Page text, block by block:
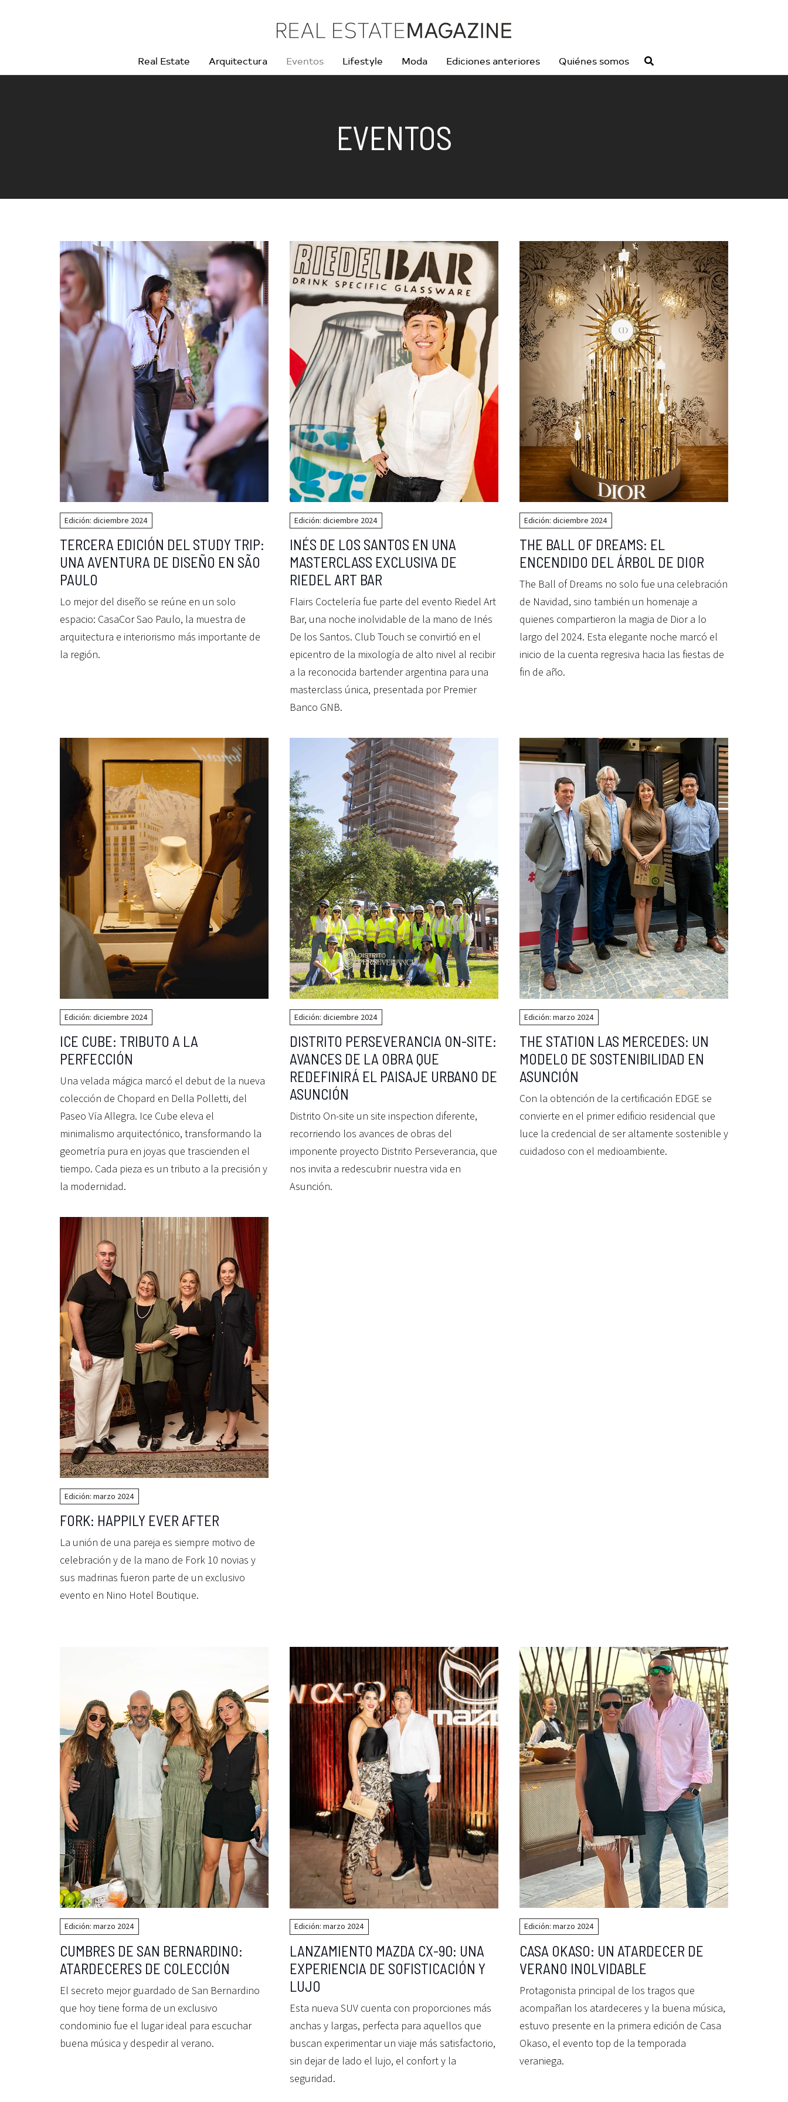
Real Estate Arquitectura Eventos Lifestyle Moda Ediciones anteriores Quiénes somos
EVENTOS
Edición: diciembre 2024
TERCERA EDICIÓN DEL STUDY TRIP:
UNA AVENTURA DE DISEÑO EN SÃO
PAULO
Lo mejor del diseño se reúne en un solo
espacio: CasaCor Sao Paulo, la muestra de
arquitectura e interiorismo más importante de
la región.
Edición: diciembre 2024
INÉS DE LOS SANTOS EN UNA
MASTERCLASS EXCLUSIVA DE
RIEDEL ART BAR
Flairs Coctelería fue parte del evento Riedel Art
Bar, una noche inolvidable de la mano de Inés
De los Santos. Club Touch se convirtió en el
epicentro de la mixología de alto nivel al recibir
a la reconocida bartender argentina para una
masterclass única, presentada por Premier
Banco GNB.
Edición: diciembre 2024
THE BALL OF DREAMS: EL
ENCENDIDO DEL ÁRBOL DE DIOR
The Ball of Dreams no solo fue una celebración
de Navidad, sino también un homenaje a
quienes compartieron la magia de Dior a lo
largo del 2024. Esta elegante noche marcó el
inicio de la cuenta regresiva hacia las fiestas de
fin de año.
Edición: diciembre 2024
ICE CUBE: TRIBUTO A LA
PERFECCIÓN
Una velada mágica marcó el debut de la nueva
colección de Chopard en Della Polletti, del
Paseo Vía Allegra. Ice Cube eleva el
minimalismo arquitectónico, transformando la
geometría pura en joyas que trascienden el
tiempo. Cada pieza es un tributo a la precisión y
la modernidad.
Edición: diciembre 2024
DISTRITO PERSEVERANCIA ON-SITE:
AVANCES DE LA OBRA QUE
REDEFINIRÁ EL PAISAJE URBANO DE
ASUNCIÓN
Distrito On-site un site inspection diferente,
recorriendo los avances de obras del
imponente proyecto Distrito Perseverancia, que
nos invita a redescubrir nuestra vida en
Asunción.
Edición: marzo 2024
THE STATION LAS MERCEDES: UN
MODELO DE SOSTENIBILIDAD EN
ASUNCIÓN
Con la obtención de la certificación EDGE se
convierte en el primer edificio residencial que
luce la credencial de ser altamente sostenible y
cuidadoso con el medioambiente.
Edición: marzo 2024
FORK: HAPPILY EVER AFTER
La unión de una pareja es siempre motivo de
celebración y de la mano de Fork 10 novias y
sus madrinas fueron parte de un exclusivo
evento en Nino Hotel Boutique.
Edición: marzo 2024
CUMBRES DE SAN BERNARDINO:
ATARDECERES DE COLECCIÓN
El secreto mejor guardado de San Bernardino
que hoy tiene forma de un exclusivo
condominio fue el lugar ideal para escuchar
buena música y despedir al verano.
Edición: marzo 2024
LANZAMIENTO MAZDA CX-90: UNA
EXPERIENCIA DE SOFISTICACIÓN Y
LUJO
Esta nueva SUV cuenta con proporciones más
anchas y largas, perfecta para aquellos que
buscan experimentar un viaje más satisfactorio,
sin dejar de lado el lujo, el confort y la
seguridad.
Edición: marzo 2024
CASA OKASO: UN ATARDECER DE
VERANO INOLVIDABLE
Protagonista principal de los tragos que
acompañan los atardeceres y la buena música,
estuvo presente en la primera edición de Casa
Okaso, el evento top de la temporada
veraniega.